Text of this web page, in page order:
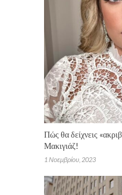
Πώς θα δείχνεις
Μακιγιάζ!
1 Νοεμβρίου, 2023